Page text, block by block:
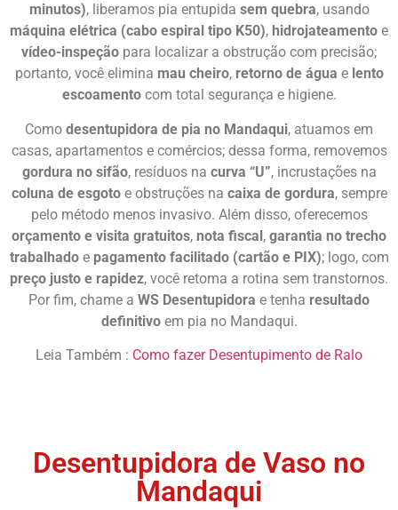
minutos), liberamos pia entupida sem quebra, usando
máquina elétrica (cabo espiral tipo K50), hidrojateamento e
vídeo-inspeção para localizar a obstrução com precisão;
portanto, você elimina mau cheiro, retorno de água e lento
escoamentocom total segurança e higiene.
Como desentupidora de pia no Mandaqui, atuamos em
casas, apartamentos e comércios; dessa forma, removemos
gordura no sifão, resíduos na curva “U”, incrustações na
coluna de esgotoe obstruções na caixa de gordura, sempre
pelo método menos invasivo. Além disso, oferecemos
orçamento e visita gratuitos, nota fiscal, garantia no trecho
trabalhadoe pagamento facilitado (cartão e PIX); logo, com
preço justo e rapidez, você retoma a rotina sem transtornos.
Por fim, chame a WS Desentupidora e tenha resultado
definitivoem pia no Mandaqui.
Leia Também : Como fazer Desentupimento de Ralo
Desentupidora de Vaso no
Mandaqui